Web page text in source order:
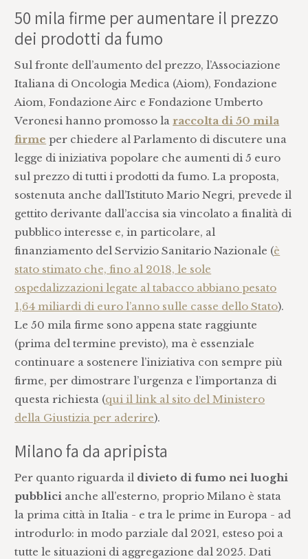
50 mila firme per aumentare il prezzo
dei prodotti da fumo
Sul fronte dell’aumento del prezzo, l’Associazione
Italiana di Oncologia Medica (Aiom), Fondazione
Aiom, Fondazione Airc e Fondazione Umberto
Veronesi hanno promosso laraccolta di 50 mila
firme per chiedere al Parlamento di discutere una
legge di iniziativa popolare che aumenti di 5 euro
sul prezzo di tutti i prodotti da fumo. La proposta,
sostenuta anche dall’Istituto Mario Negri, prevede il
gettito derivante dall’accisa sia vincolato a finalità di
pubblico interesse e, in particolare, al
finanziamento del Servizio Sanitario Nazionale (è
stato stimato che, fino al 2018, le sole
ospedalizzazioni legate al tabacco abbiano pesato
1,64 miliardi di euro l’anno sulle casse dello Stato).
Le 50 mila firme sono appena state raggiunte
(prima del termine previsto), ma è essenziale
continuare a sostenere l’iniziativa con sempre più
firme, per dimostrare l’urgenza e l’importanza di
questa richiesta (qui il link al sito del Ministero
della Giustizia per aderire).
Milano fa da apripista
Per quanto riguarda il divieto di fumo nei luoghi
pubblici anche all’esterno, proprio Milano è stata
la prima città in Italia - e tra le prime in Europa - ad
introdurlo: in modo parziale dal 2021, esteso poi a
tutte le situazioni di aggregazione dal 2025. Dati